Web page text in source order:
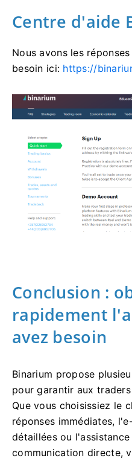
Centre d'aide
Nous avons les
besoin ici: https://
Conclusion :
rapidement
avez besoin
Binarium propose
pour garantir aux
Que vous choisissiez le
réponses immédiates,
détaillées ou
communication directe,